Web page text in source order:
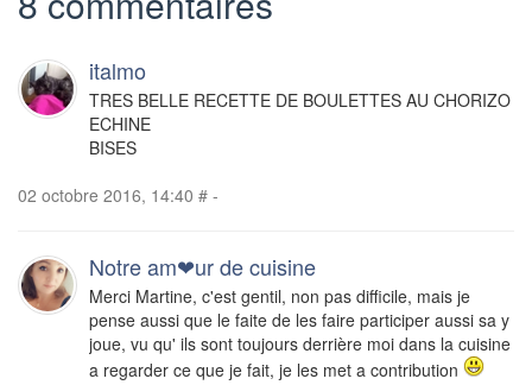
italmo
TRES BELLE RECETTE DE BOULETTES AU CHORIZO
ECHINE
BISES
02 octobre 2016, 14:40 # -
Notre am❤ur de cuisine
Merci Martine, c'est gentil, non pas difficile, mais je
pense aussi que le faite de les faire participer aussi sa y
joue, vu qu' ils sont toujours derrière moi dans la cuisine
a regarder ce que je fait, je les met a contribution